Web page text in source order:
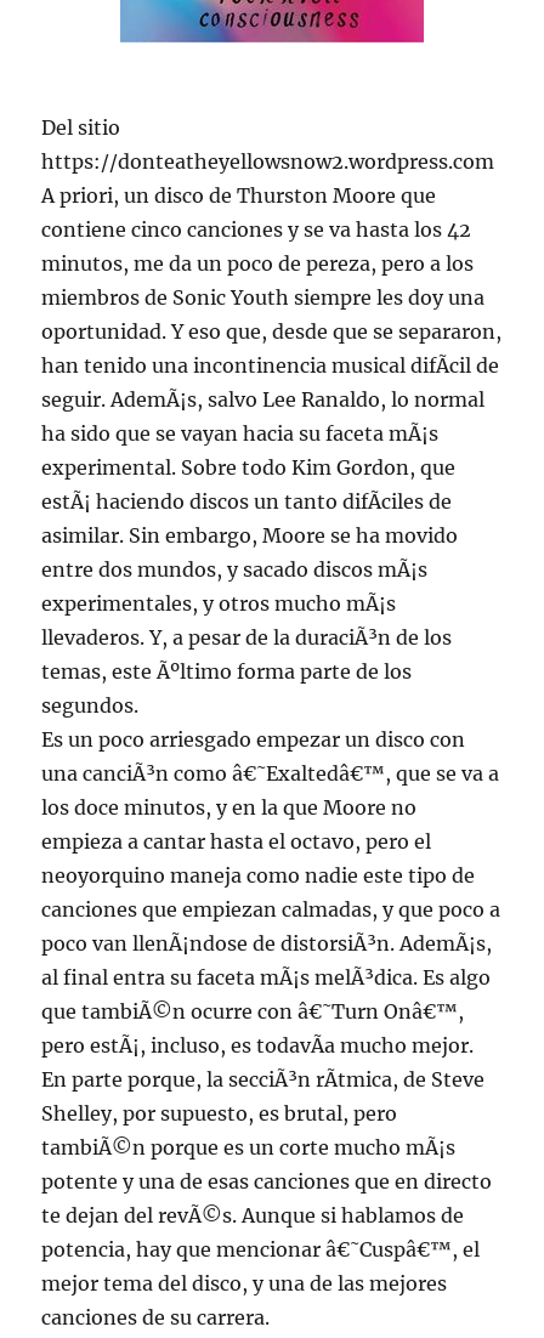
Del sitio
https://donteatheyellowsnow2.wordpress.com
A priori, un disco de Thurston Moore que
contiene cinco canciones y se va hasta los 42
minutos, me da un poco de pereza, pero a los
miembros de Sonic Youth siempre les doy una
oportunidad. Y eso que, desde que se separaron,
han tenido una incontinencia musical difÃ­cil de
seguir. AdemÃ¡s, salvo Lee Ranaldo, lo normal
ha sido que se vayan hacia su faceta mÃ¡s
experimental. Sobre todo Kim Gordon, que
estÃ¡ haciendo discos un tanto difÃ­ciles de
asimilar. Sin embargo, Moore se ha movido
entre dos mundos, y sacado discos mÃ¡s
experimentales, y otros mucho mÃ¡s
llevaderos. Y, a pesar de la duraciÃ³n de los
temas, este Ãºltimo forma parte de los
segundos.
Es un poco arriesgado empezar un disco con
una canciÃ³n como â€˜Exaltedâ€™, que se va a
los doce minutos, y en la que Moore no
empieza a cantar hasta el octavo, pero el
neoyorquino maneja como nadie este tipo de
canciones que empiezan calmadas, y que poco a
poco van llenÃ¡ndose de distorsiÃ³n. AdemÃ¡s,
al final entra su faceta mÃ¡s melÃ³dica. Es algo
que tambiÃ©n ocurre con â€˜Turn Onâ€™,
pero estÃ¡, incluso, es todavÃ­a mucho mejor.
En parte porque, la secciÃ³n rÃ­tmica, de Steve
Shelley, por supuesto, es brutal, pero
tambiÃ©n porque es un corte mucho mÃ¡s
potente y una de esas canciones que en directo
te dejan del revÃ©s. Aunque si hablamos de
potencia, hay que mencionar â€˜Cuspâ€™, el
mejor tema del disco, y una de las mejores
canciones de su carrera.